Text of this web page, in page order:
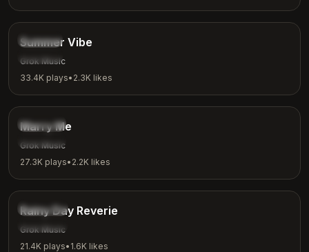
Chill
Summer Vibe
Grok Music
33.4K plays• 2.3K likes
Romantic
Marry Me
Grok Music
27.3K plays• 2.2K likes
Ambient
Rainy Day Reverie
Grok Music
21.4K plays• 1.6K likes